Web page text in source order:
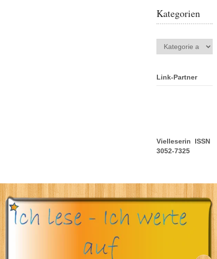
Kategorien
Kategorien
Link-Partner
Vielleserin ISSN
3052-7325